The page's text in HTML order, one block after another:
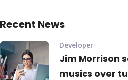
Recent News
Developer
Jim Morrison
musics over